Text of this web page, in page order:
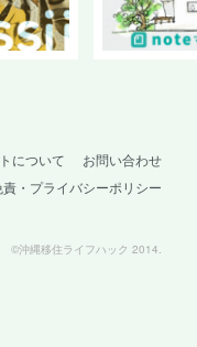
について
お問い合わせ
・プライバシーポリシー
©沖縄移住ライフハック 2014.